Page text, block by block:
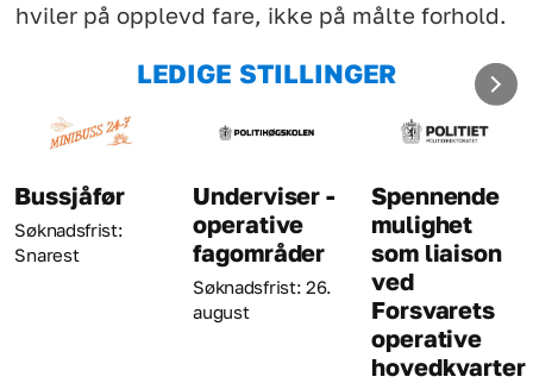
hviler på opplevd fare, ikke på målte forhold.
LEDIGE STILLINGER
Underviser -
operative
fagområder
Søknadsfrist: 26.
Spennende
mulighet
som liaison
ved
Forsvarets
operative
hovedkvarter
august